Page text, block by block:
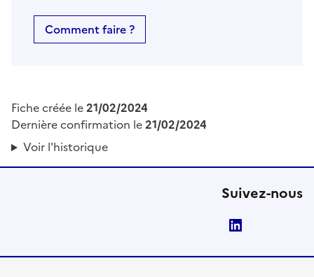
Comment faire ?
Fiche créée le21/02/2024
Dernière confirmation le21/02/2024
Voir l'historique
Suivez-nous